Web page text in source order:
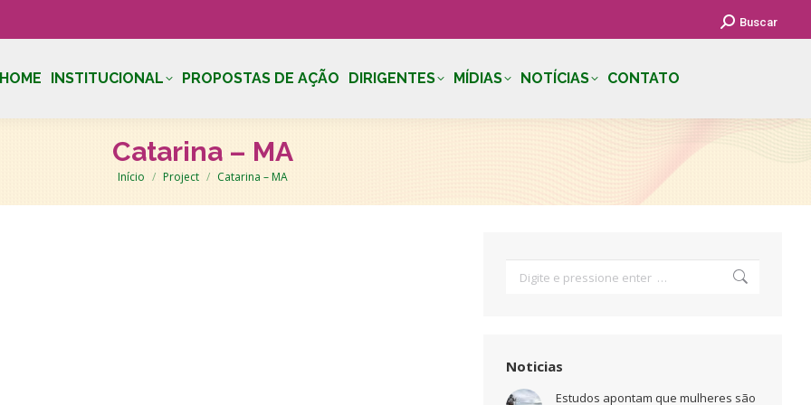
Search:
Buscar
HOME INSTITUCIONAL PROPOSTAS DE AÇÃO DIRIGENTES MÍDIAS NOTÍCIAS CONTATO
Catarina – MA
Você está aqui:
Início Project Catarina – MA
Noticias
Estudos apontam que mulheres são